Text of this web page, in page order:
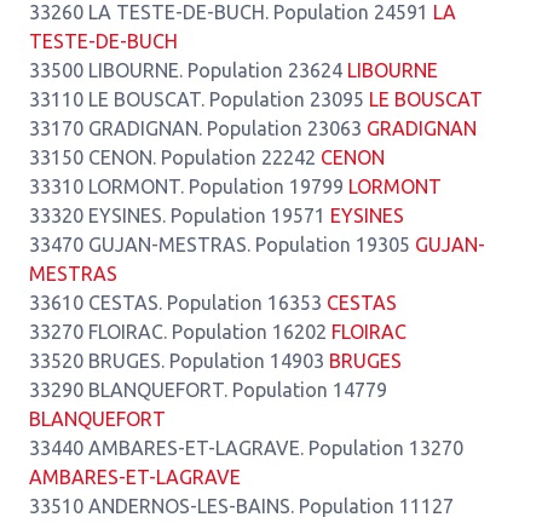
33260 LA TESTE-DE-BUCH. Population 24591 LA
TESTE-DE-BUCH
33500 LIBOURNE. Population 23624 LIBOURNE
33110 LE BOUSCAT. Population 23095 LE BOUSCAT
33170 GRADIGNAN. Population 23063 GRADIGNAN
33150 CENON. Population 22242 CENON
33310 LORMONT. Population 19799 LORMONT
33320 EYSINES. Population 19571 EYSINES
33470 GUJAN-MESTRAS. Population 19305 GUJAN-
MESTRAS
33610 CESTAS. Population 16353 CESTAS
33270 FLOIRAC. Population 16202 FLOIRAC
33520 BRUGES. Population 14903 BRUGES
33290 BLANQUEFORT. Population 14779
BLANQUEFORT
33440 AMBARES-ET-LAGRAVE. Population 13270
AMBARES-ET-LAGRAVE
33510 ANDERNOS-LES-BAINS. Population 11127